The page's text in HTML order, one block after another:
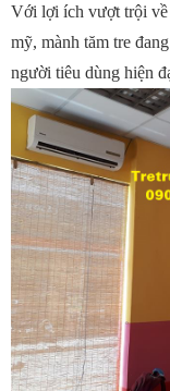
Với lợi ích vượt trội về
mỹ, mành tăm tre
người tiêu dùng hiện